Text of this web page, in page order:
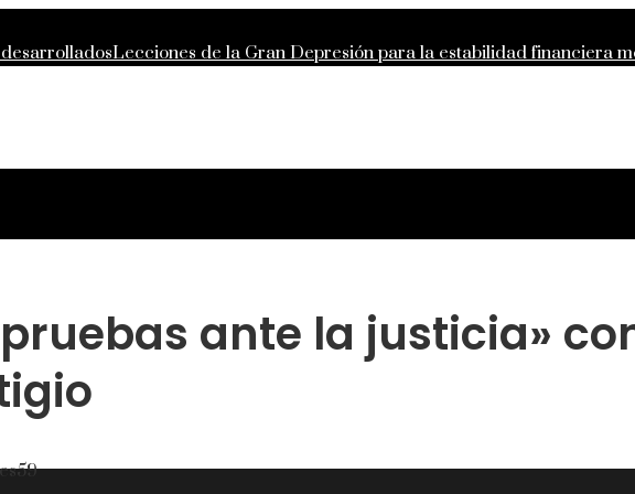
Lecciones de la Gran Depresión para la estabilidad financiera
responsables en la RSE de Estados Unidos
ante la justicia»
59